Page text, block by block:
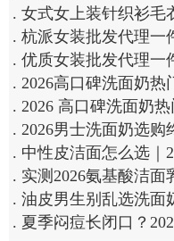
. 女式女上装针织衫毛
. 杭派女装批发代理一
. 优质女装批发代理一
. 2026高口碑洗面奶
. 2026 高口碑洗面奶
. 2026男士洗面奶选
. 中性皮洁面怎么选｜
. 实测2026氨基酸洁
. 油皮男生别乱选洗面
. 夏季闷痘长闭口？